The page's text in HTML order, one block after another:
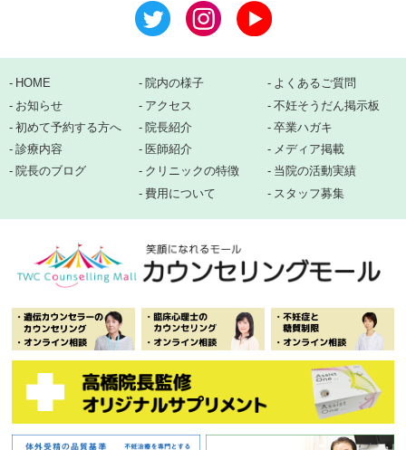
HOME
お知らせ
初めて予約する方へ
診療内容
院長のブログ
院内の様子
アクセス
院長紹介
医師紹介
クリニックの特徴
費用について
よくあるご質問
不妊そうだん掲示板
卒業ハガキ
メディア掲載
当院の活動実績
スタッフ募集